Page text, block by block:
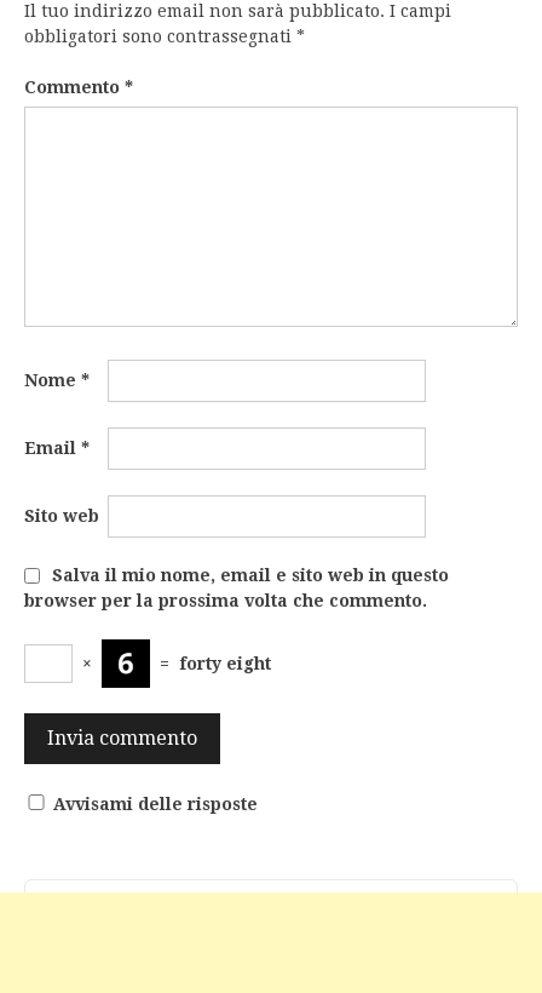
Il tuo indirizzo email non sarà pubblicato. I campi
obbligatori sono contrassegnati *
Commento *
Nome *
Email *
Sito web
Salva il mio nome, email e sito web in questo
browser per la prossima volta che commento.
× = forty eight
Avvisami delle risposte